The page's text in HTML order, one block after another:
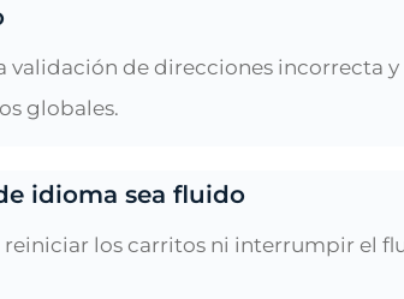
validación de direcciones incorrecta
globales.
idioma sea fluido
los carritos ni interrumpir el